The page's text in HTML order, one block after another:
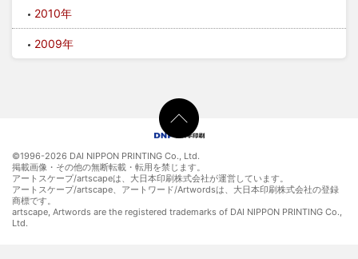
2010年
2009年
©1996-2026 DAI NIPPON PRINTING Co., Ltd.
掲載画像・その他の無断転載・転用を禁じます。
アートスケープ/artscapeは、大日本印刷株式会社が運営しています。
アートスケープ/artscape、アートワード/Artwordsは、大日本印刷株式会社の登録
商標です。
artscape, Artwords are the registered trademarks of DAI NIPPON PRINTING Co.,
Ltd.